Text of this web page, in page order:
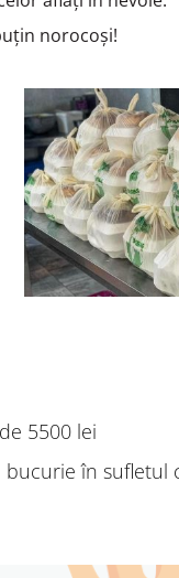
norocoși!
5500 lei
bucurie în sufletul